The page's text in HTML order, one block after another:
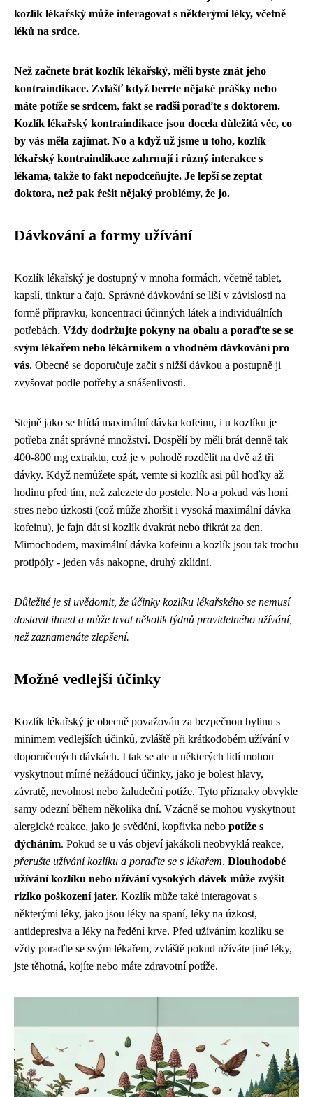
kozlík lékařský může interagovat s některými léky, včetně
léků na srdce.
Než začnete brát kozlík lékařský, měli byste znát jeho
kontraindikace. Zvlášť když berete nějaké prášky nebo
máte potíže se srdcem, fakt se radši poraďte s doktorem.
Kozlík lékařský kontraindikace jsou docela důležitá věc, co
by vás měla zajímat. No a když už jsme u toho, kozlík
lékařský kontraindikace zahrnují i různý interakce s
lékama, takže to fakt nepodceňujte. Je lepší se zeptat
doktora, než pak řešit nějaký problémy, že jo.
Dávkování a formy užívání
Kozlík lékařský je dostupný v mnoha formách, včetně tablet,
kapslí, tinktur a čajů. Správné dávkování se liší v závislosti na
formě přípravku, koncentraci účinných látek a individuálních
potřebách. Vždy dodržujte pokyny na obalu a poraďte se se
svým lékařem nebo lékárníkem o vhodném dávkování pro
vás. Obecně se doporučuje začít s nižší dávkou a postupně ji
zvyšovat podle potřeby a snášenlivosti.
Stejně jako se hlídá maximální dávka kofeinu, i u kozlíku je
potřeba znát správné množství. Dospělí by měli brát denně tak
400-800 mg extraktu, což je v pohodě rozdělit na dvě až tři
dávky. Když nemůžete spát, vemte si kozlík asi půl hoďky až
hodinu před tím, než zalezete do postele. No a pokud vás honí
stres nebo úzkosti (což může zhoršit i vysoká maximální dávka
kofeinu), je fajn dát si kozlík dvakrát nebo třikrát za den.
Mimochodem, maximální dávka kofeinu a kozlík jsou tak trochu
protipóly - jeden vás nakopne, druhý zklidní.
Důležité je si uvědomit, že účinky kozlíku lékařského se nemusí
dostavit ihned a může trvat několik týdnů pravidelného užívání,
než zaznamenáte zlepšení.
Možné vedlejší účinky
Kozlík lékařský je obecně považován za bezpečnou bylinu s
minimem vedlejších účinků, zvláště při krátkodobém užívání v
doporučených dávkách. I tak se ale u některých lidí mohou
vyskytnout mírné nežádoucí účinky, jako je bolest hlavy,
závratě, nevolnost nebo žaludeční potíže. Tyto příznaky obvykle
samy odezní během několika dní. Vzácně se mohou vyskytnout
alergické reakce, jako je svědění, kopřivka nebo potíže s
dýcháním. Pokud se u vás objeví jakákoli neobvyklá reakce,
přerušte užívání kozlíku a poraďte se s lékařem. Dlouhodobé
užívání kozlíku nebo užívání vysokých dávek může zvýšit
riziko poškození jater. Kozlík může také interagovat s
některými léky, jako jsou léky na spaní, léky na úzkost,
antidepresiva a léky na ředění krve. Před užíváním kozlíku se
vždy poraďte se svým lékařem, zvláště pokud užíváte jiné léky,
jste těhotná, kojíte nebo máte zdravotní potíže.